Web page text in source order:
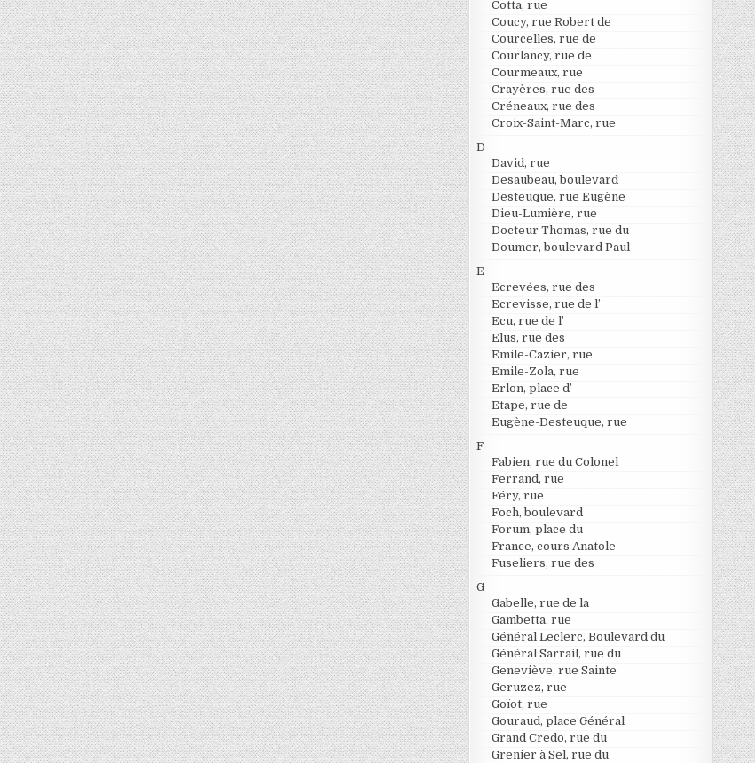
Cotta, rue
Coucy, rue Robert de
Courcelles, rue de
Courlancy, rue de
Courmeaux, rue
Crayères, rue des
Créneaux, rue des
Croix-Saint-Marc, rue
D
David, rue
Desaubeau, boulevard
Desteuque, rue Eugène
Dieu-Lumière, rue
Docteur Thomas, rue du
Doumer, boulevard Paul
E
Ecrevées, rue des
Ecrevisse, rue de l’
Ecu, rue de l’
Elus, rue des
Emile-Cazier, rue
Emile-Zola, rue
Erlon, place d’
Etape, rue de
Eugène-Desteuque, rue
F
Fabien, rue du Colonel
Ferrand, rue
Féry, rue
Foch, boulevard
Forum, place du
France, cours Anatole
Fuseliers, rue des
G
Gabelle, rue de la
Gambetta, rue
Général Leclerc, Boulevard du
Général Sarrail, rue du
Geneviève, rue Sainte
Geruzez, rue
Goïot, rue
Gouraud, place Général
Grand Credo, rue du
Grenier à Sel, rue du